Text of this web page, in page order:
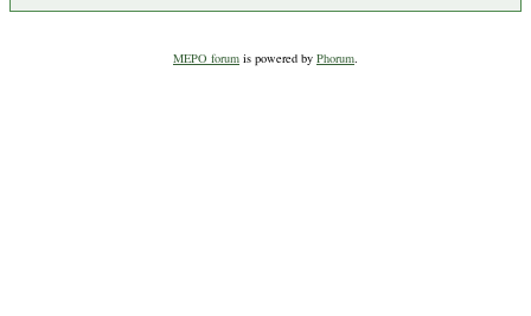
MEPO forum is powered by Phorum.